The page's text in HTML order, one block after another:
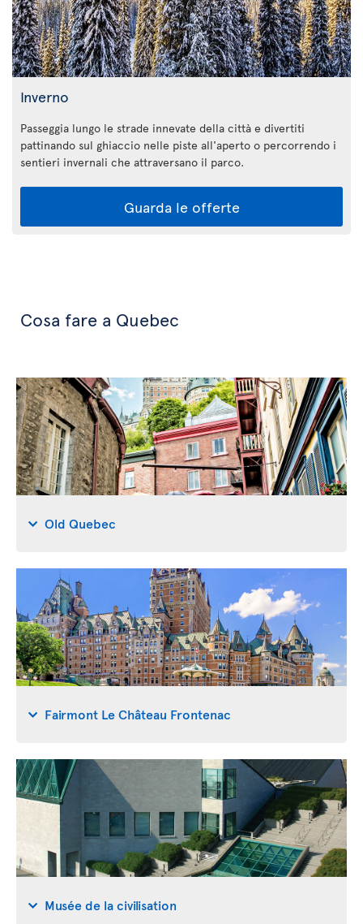
Inverno
Passeggia lungo le strade innevate della città e divertiti
pattinando sul ghiaccio nelle piste all'aperto o percorrendo i
sentieri invernali che attraversano il parco.
Guarda le offerte
Cosa fare a Quebec
Old Quebec
Fairmont Le Château Frontenac
Musée de la civilisation